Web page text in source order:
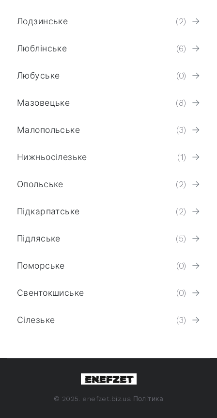
Лодзинське (2)
Люблінське (6)
Любуське (0)
Мазовецьке (8)
Малопольське (3)
Нижньосілезьке (1)
Опольське (2)
Підкарпатське (2)
Підляське (5)
Поморське (0)
Свентокшиське (0)
Сілезьке (3)
© 2025. enefzet.biz.ua Політика